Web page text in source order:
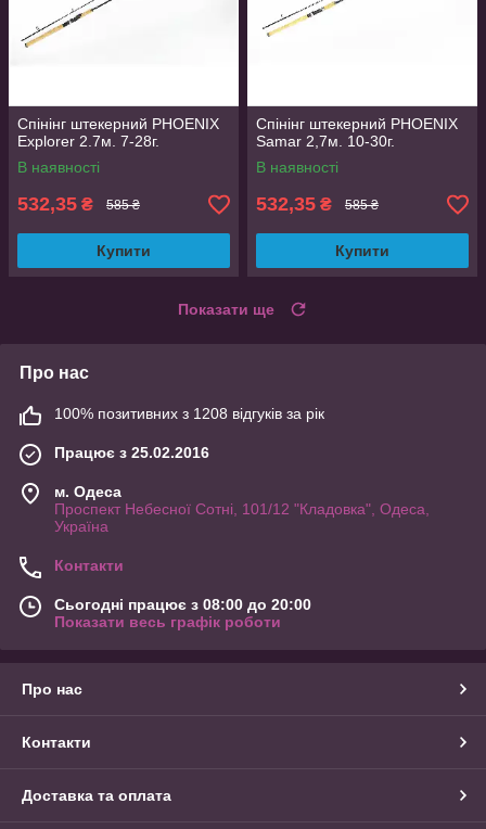
Спінінг штекерний PHOENIX
Explorer 2.7м. 7-28г.
В наявності
532,35 ₴ 585 ₴
Купити
Спінінг штекерний PHOENIX
Samar 2,7м. 10-30г.
В наявності
532,35 ₴ 585 ₴
Купити
Показати ще
Про нас
100% позитивних з 1208 відгуків за рік
Працює з 25.02.2016
м. Одеса
Проспект Небесної Сотні, 101/12 "Кладовка", Одеса,
Україна
Контакти
Сьогодні працює з 08:00 до 20:00
Показати весь графік роботи
Про нас
Контакти
Доставка та оплата